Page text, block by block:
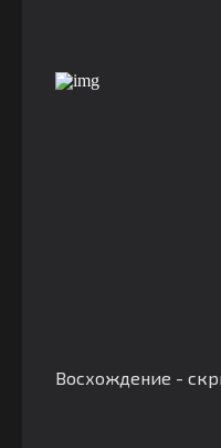
Восхождение -